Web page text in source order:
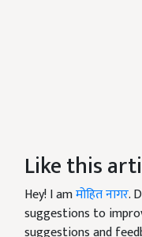
Like this
Hey! I amमोहित नागर.
suggestions to